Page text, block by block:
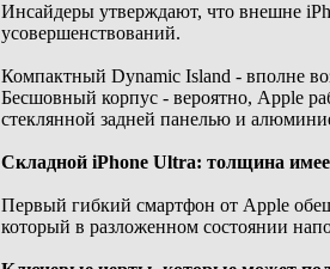
Инсайдеры утверждают, что внешне
усовершенствований.
Компактный Dynamic Island - вполне
Бесшовный корпус - вероятно, Apple
стеклянной задней панелью и
Складной iPhone Ultra: толщина
Первый гибкий смартфон от Apple
который в разложенном состоянии